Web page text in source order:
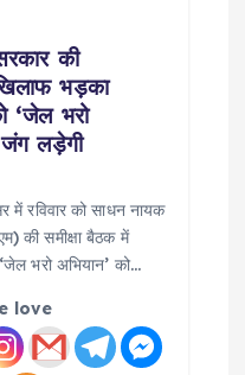
की
भड़का
‘जेल भरो
लड़ेगी
में रविवार को साधन नायक
की समीक्षा बैठक में
भरो अभियान’ को…
love